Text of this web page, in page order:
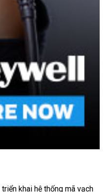
khai hệ thống mã vạch